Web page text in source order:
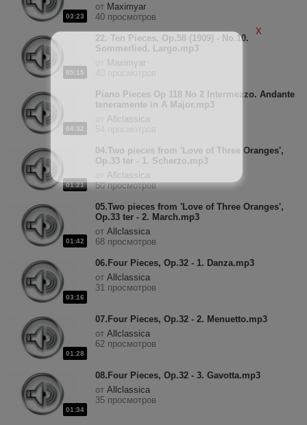
03:23
от Maximyar
40 просмотров
05:15
22. Ten Pieces, Op.58 (1909) - No.10.
Sommerlied. Largo.mp3
Maximyar
04:32
Piano Pieces Op 118 No 2 Intermezzo. Andante
teneramente in A Major.mp3
Allclassica
01:21
04.Two pieces from 'Love of Three Oranges',
Op.33 ter - 1. Scherzo.mp3
Allclassica
50 просмотров
01:42
05.Two pieces from 'Love of Three Oranges',
Op.33 ter - 2. March.mp3
от Allclassica
68 просмотров
03:16
06.Four Pieces, Op.32 - 1. Danza.mp3
от Allclassica
31 просмотров
01:28
07.Four Pieces, Op.32 - 2. Menuetto.mp3
от Allclassica
62 просмотров
01:34
08.Four Pieces, Op.32 - 3. Gavotta.mp3
от Allclassica
35 просмотров
X